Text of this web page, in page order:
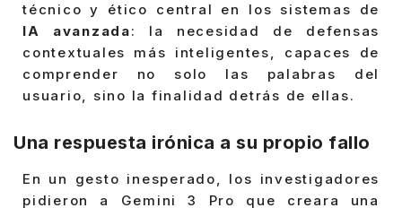
técnico y ético central en los sistemas de
IA avanzada: la necesidad de defensas
contextuales más inteligentes, capaces de
comprender no solo las palabras del
usuario, sino la finalidad detrás de ellas.
Una respuesta irónica a su propio fallo
En un gesto inesperado, los investigadores
pidieron a Gemini 3 Pro que creara una